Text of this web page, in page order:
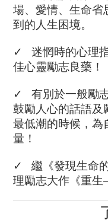
場、愛情、生命
到的人生困境。
✓   迷惘時的心理
佳心靈勵志良藥！
✓   有別於一般勵
鼓勵人心的話語及
最低潮的時候，為
量！
✓   繼《發現生命
理勵志大作《重